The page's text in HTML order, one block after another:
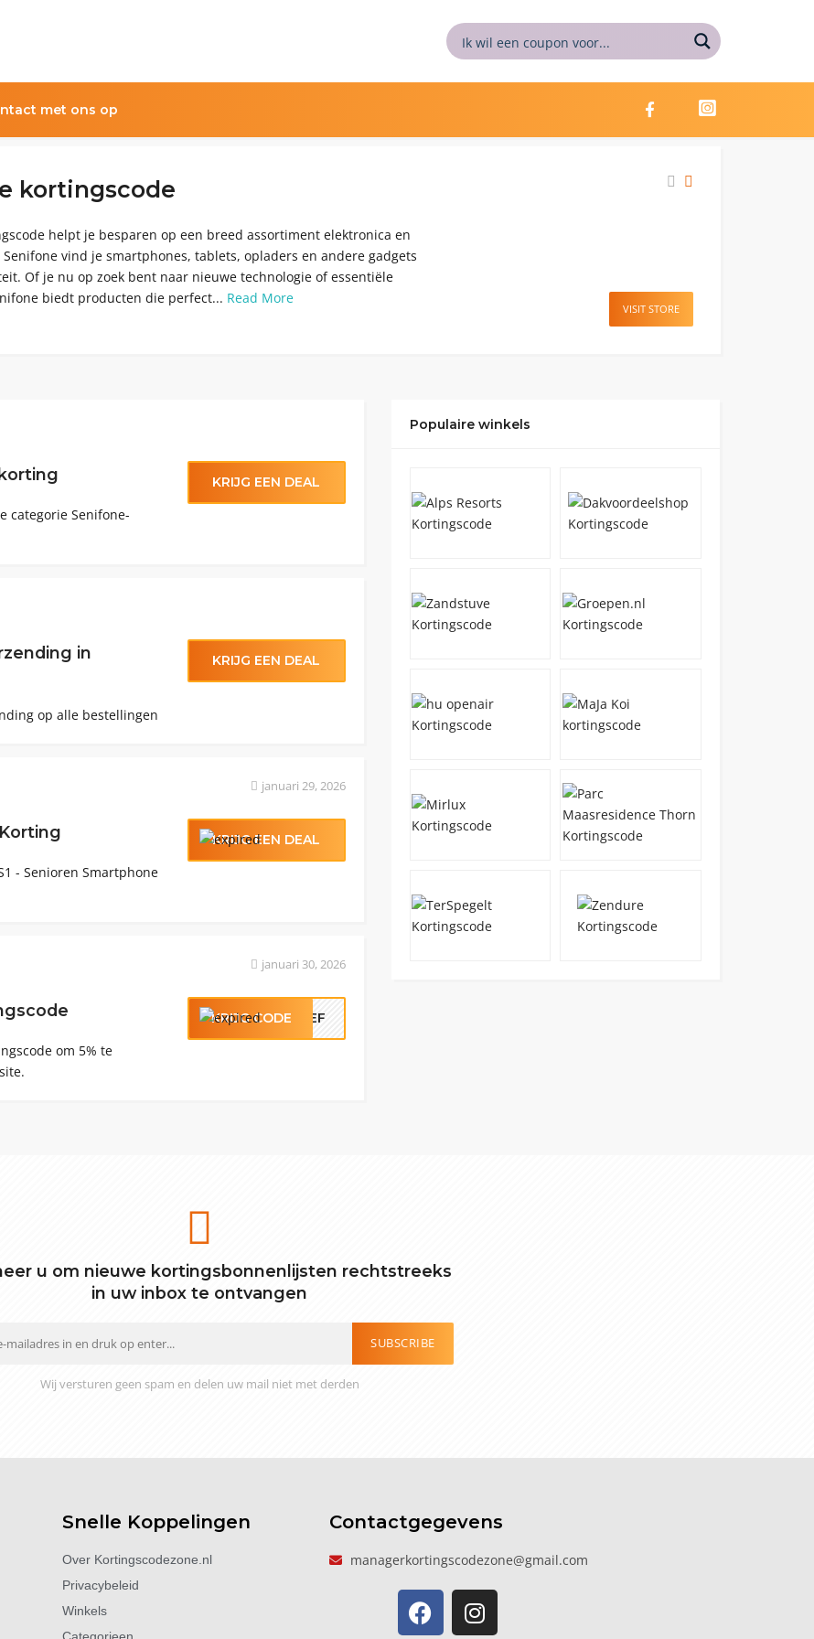
met ons op
kortingscode
helpt je besparen op een breed assortiment elektronica en
Senifone vind je smartphones, tablets, opladers en andere gadgets
Of je nu op zoek bent naar nieuwe technologie of essentiële
biedt producten die perfect... Read More
VISIT STORE
categorie Senifone-
KRIJG EEN DEAL
in
op alle bestellingen
KRIJG EEN DEAL
- Senioren Smartphone
januari 29, 2026
KRIJG EEN DEAL
om 5% te
januari 30, 2026
KRIJG CODE RIEF
Populaire winkels
u om nieuwe kortingsbonnenlijsten rechtstreeks
in uw inbox te ontvangen
SUBSCRIBE
Wij versturen geen spam en delen uw mail niet met derden
Snelle Koppelingen
Over Kortingscodezone.nl
Privacybeleid
Winkels
Contactgegevens
managerkortingscodezone@gmail.com